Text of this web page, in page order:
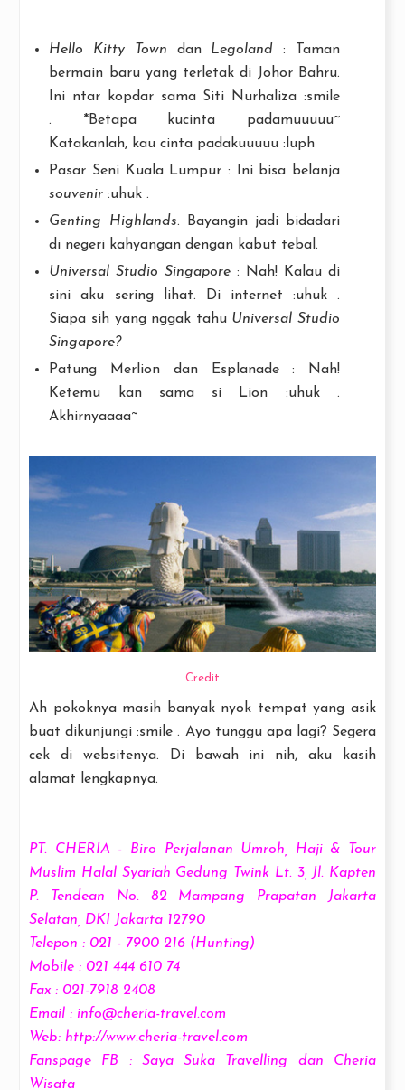
Hello Kitty Town dan Legoland : Taman
bermain baru yang terletak di Johor Bahru.
Ini ntar kopdar sama Siti Nurhaliza :smile
. *Betapa kucinta padamuuuuu~
Katakanlah, kau cinta padakuuuuu :luph
Pasar Seni Kuala Lumpur : Ini bisa belanja
souvenir:uhuk .
Genting Highlands. Bayangin jadi bidadari
di negeri kahyangan dengan kabut tebal.
Universal Studio Singapore : Nah! Kalau di
sini aku sering lihat. Di internet :uhuk .
Siapa sih yang nggak tahu Universal Studio
Singapore?
Patung Merlion dan Esplanade : Nah!
Ketemu kan sama si Lion :uhuk .
Akhirnyaaaa~
Credit
Ah pokoknya masih banyak nyok tempat yang asik
buat dikunjungi :smile . Ayo tunggu apa lagi? Segera
cek di websitenya. Di bawah ini nih, aku kasih
alamat lengkapnya.
PT. CHERIA - Biro Perjalanan Umroh, Haji & Tour
Muslim Halal Syariah Gedung Twink Lt. 3, Jl. Kapten
P. Tendean No. 82 Mampang Prapatan Jakarta
Selatan, DKI Jakarta 12790
Telepon : 021 - 7900 216 (Hunting)
Mobile : 021 444 610 74
Fax : 021-7918 2408
Email : info@cheria-travel.com
Web: http://www.cheria-travel.com
Fanspage FB : Saya Suka Travelling dan Cheria
Wisata